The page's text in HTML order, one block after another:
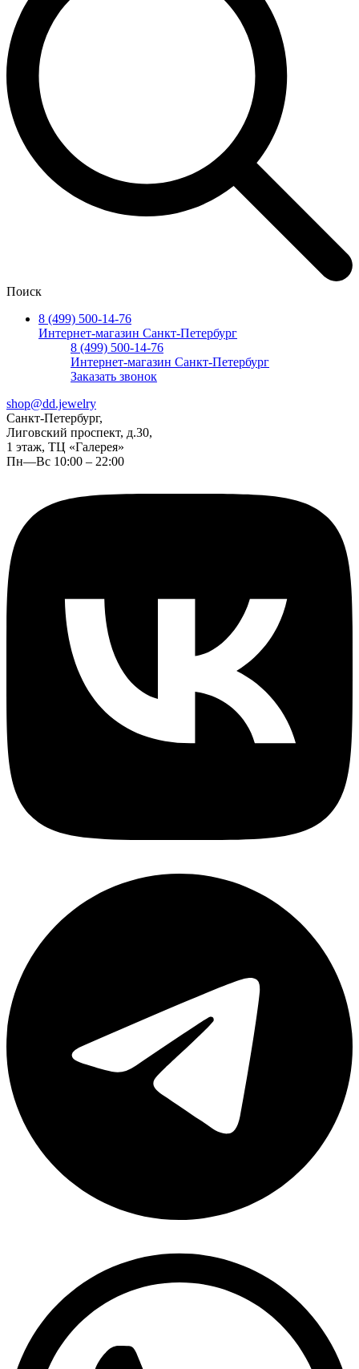
Поиск
8 (499) 500-14-76
Интернет-магазин Санкт-Петербург
8 (499) 500-14-76
Интернет-магазин Санкт-Петербург
Заказать звонок
shop@dd.jewelry
Санкт-Петербург,
Лиговский проспект, д.30,
1 этаж, ТЦ «Галерея»
Пн—Вс 10:00 – 22:00